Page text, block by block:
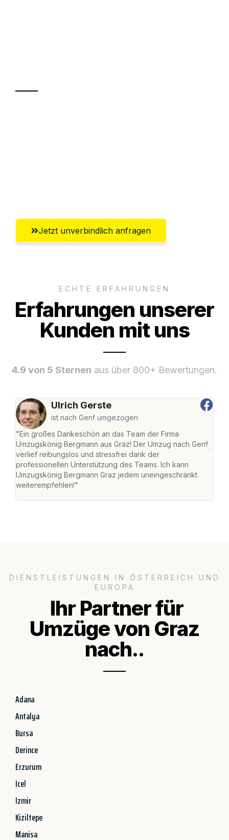
Jetzt unverbindlich anfragen
ECHTE ERFAHRUNGEN
Erfahrungen unserer
Kunden mit uns
4.9 von 5 Sternen aus über 800+ Bewertungen.
Ulrich Gerste
ist nach Genf umgezogen
"Ein großes Dankeschön an das Team der Firma
Umzugskönig Bergmann aus Graz! Der Umzug nach Genf
verlief reibungslos und stressfrei dank der
professionellen Unterstützung des Teams. Ich kann
Umzugskönig Bergmann Graz jedem uneingeschränkt
weiterempfehlen!"
DIENSTLEISTUNGEN IN ÖSTERREICH UND
EUROPA
Ihr Partner für
Umzüge von Graz
nach..
Adana
Antalya
Bursa
Derince
Erzurum
Icel
Izmir
Kiziltepe
Manisa